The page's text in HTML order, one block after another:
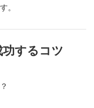
。
するコツ